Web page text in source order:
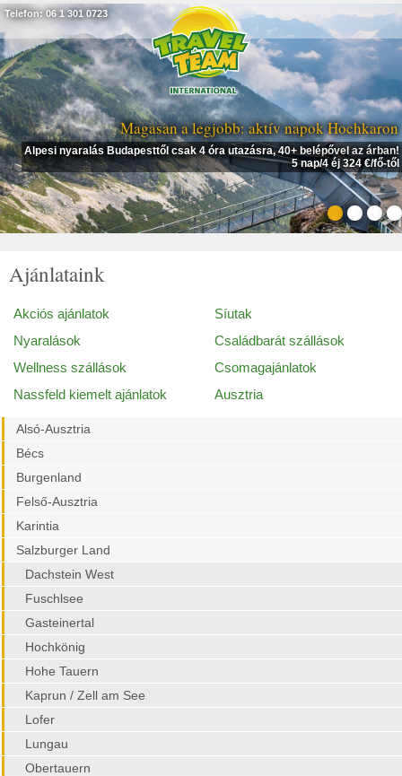
Magasan a legjobb: aktív napok Hochkaron
Alpesi nyaralás Budapesttől csak 4 óra utazásra, 40+ belépővel az árban!
5 nap/4 éj 324 €/fő-től
Telefon: 06 1 301 0723
Ajánlataink
Akciós ajánlatok
Síutak
Nyaralások
Családbarát szállások
Wellness szállások
Csomagajánlatok
Nassfeld kiemelt ajánlatok
Ausztria
Alsó-Ausztria
Bécs
Burgenland
Felső-Ausztria
Karintia
Salzburger Land
Dachstein West
Fuschlsee
Gasteinertal
Hochkönig
Hohe Tauern
Kaprun / Zell am See
Lofer
Lungau
Obertauern